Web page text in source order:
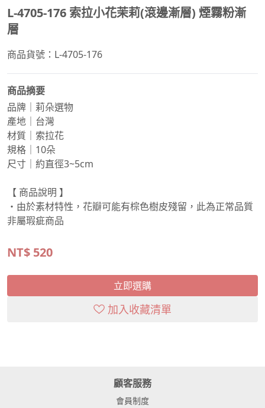
L-4705-176 索拉小花茉莉(滾邊漸層) 煙霧粉漸
層
商品貨號：L-4705-176
商品摘要
品牌｜莉朵選物
產地｜台灣
材質｜索拉花
規格｜10朵
尺寸｜約直徑3~5cm
【 商品說明 】
・由於素材特性，花瓣可能有棕色樹皮殘留，此為正常品質
非屬瑕疵商品
NT$ 520
立即選購
加入收藏清單
顧客服務
會員制度